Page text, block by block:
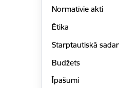
Normatīvie akti
Ētika
Starptautiskā
Budžets
Īpašumi